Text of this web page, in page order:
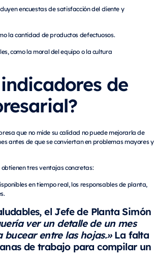
encuestas de satisfacción del cliente y
la cantidad de productos defectuosos.
como la moral del equipo o la cultura
de
que no mide su calidad no puede mejorarla de
antes de que se conviertan en problemas mayores y
tres ventajas concretas:
en tiempo real, los responsables de planta,
el Jefe de Planta Simón
ver un detalle de un mes
entre las hojas.»La falta
de trabajo para compilar un